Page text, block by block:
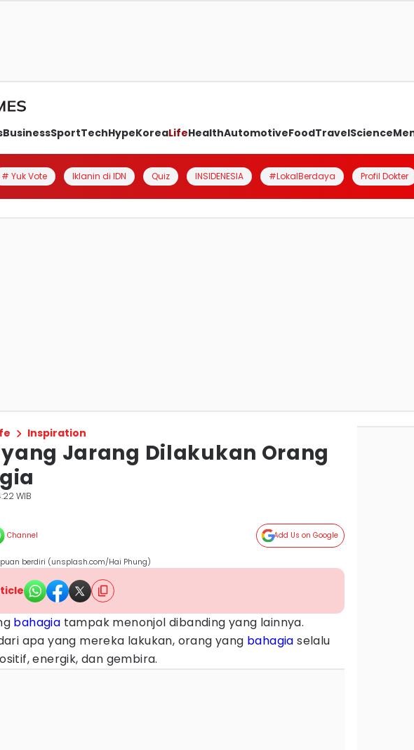
BusinessSportTechHypeKoreaLifeHealthAutomotiveFoodTravelScience
# Yuk Vote Iklanin di IDN Quiz INSIDENESIA #LokalBerdaya Profil Dokter
Inspiration
yang Jarang Dilakukan Orang
WIB
Channel Add Us on Google
berdiri (unsplash.com/Hai Phung)
bahagia tampak menonjol dibanding yang lainnya.
apa yang mereka lakukan, orang yang bahagia selalu
energik, dan gembira.